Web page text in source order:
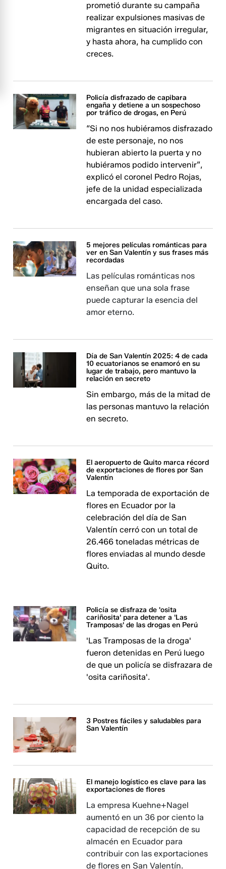
prometió durante su campaña
realizar expulsiones masivas de
migrantes en situación irregular,
y hasta ahora, ha cumplido con
creces.
Policía disfrazado de capibara
engaña y detiene a un sospechoso
por tráfico de drogas, en Perú
“Si no nos hubiéramos disfrazado
de este personaje, no nos
hubieran abierto la puerta y no
hubiéramos podido intervenir”,
explicó el coronel Pedro Rojas,
jefe de la unidad especializada
encargada del caso.
5 mejores películas románticas para
ver en San Valentín y sus frases más
recordadas
Las películas románticas nos
enseñan que una sola frase
puede capturar la esencia del
amor eterno.
Día de San Valentín 2025: 4 de cada
10 ecuatorianos se enamoró en su
lugar de trabajo, pero mantuvo la
relación en secreto
Sin embargo, más de la mitad de
las personas mantuvo la relación
en secreto.
El aeropuerto de Quito marca récord
de exportaciones de flores por San
Valentín
La temporada de exportación de
flores en Ecuador por la
celebración del día de San
Valentín cerró con un total de
26.466 toneladas métricas de
flores enviadas al mundo desde
Quito.
Policía se disfraza de 'osita
cariñosita' para detener a 'Las
Tramposas' de las drogas en Perú
'Las Tramposas de la droga'
fueron detenidas en Perú luego
de que un policía se disfrazara de
'osita cariñosita'.
3 Postres fáciles y saludables para
San Valentín
El manejo logístico es clave para las
exportaciones de flores
La empresa Kuehne+Nagel
aumentó en un 36 por ciento la
capacidad de recepción de su
almacén en Ecuador para
contribuir con las exportaciones
de flores en San Valentín.